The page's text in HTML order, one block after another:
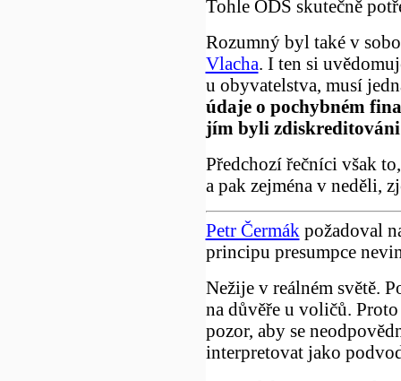
Tohle ODS skutečně
Rozumný byl také v
Vlacha. I ten si
u obyvatelstva, musí
údaje o pochybném
jím byli zdiskreditováni
Předchozí řečníci však
a pak zejména v neděli,
Petr Čermák požadoval
principu presumpce
Nežije v reálném světě.
na důvěře u voličů.
pozor, aby se
interpretovat jako